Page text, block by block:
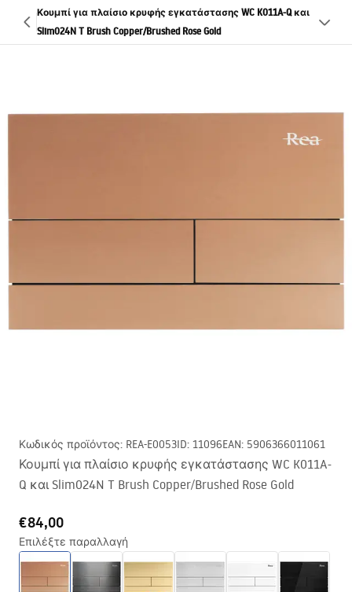
Κουμπί για πλαίσιο κρυφής εγκατάστασης WC K011A-Q και
Slim024N T Brush Copper/Brushed Rose Gold
Κωδικός προϊόντος: REA-E0053ID: 11096EAN: 5906366011061
Κουμπί για πλαίσιο κρυφής εγκατάστασης WC K011A-
Q και Slim024N T Brush Copper/Brushed Rose Gold
€84,00
Επιλέξτε παραλλαγή